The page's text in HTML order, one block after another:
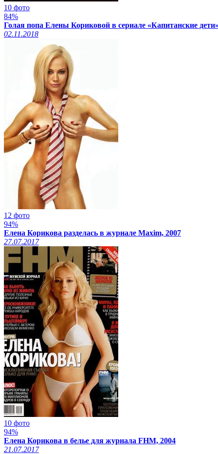
10 фото
84%
Голая попа Елены Кориковой в сериале «Капитанские
02.11.2018
12 фото
94%
Елена Корикова разделась в журнале Maxim, 2007
27.07.2017
10 фото
94%
Елена Корикова в белье для журнала FHM, 2004
21.07.2017